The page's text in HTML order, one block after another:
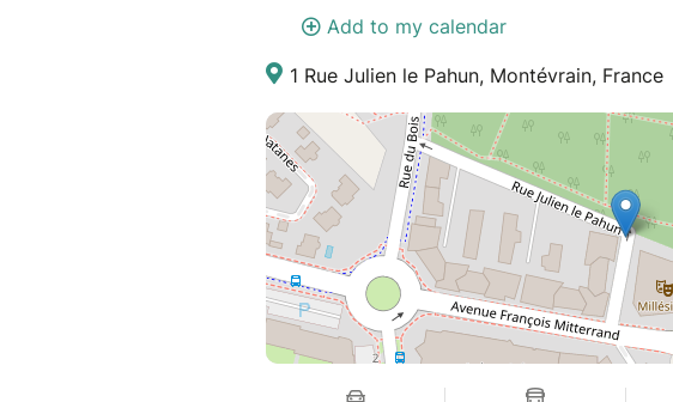
Add to my calendar
1 Rue Julien le Pahun, Montévrain, France